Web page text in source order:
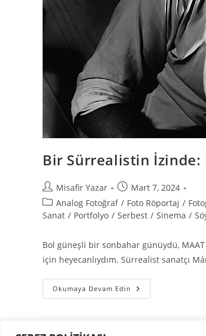
Bir Sürrealistin İzinde:
Misafir Yazar
Mart 7, 2024
Analog Fotoğraf / Foto Röportaj /
Sanat / Portfolyo / Serbest / Sinema /
Bol güneşli bir sonbahar günüydü,
için heyecanlıydım. Sürrealist sanatçı
Okumaya Devam Edin